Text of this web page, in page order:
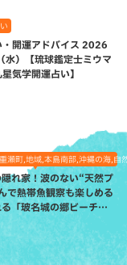
・開運アドバイス 2026
水）【琉球鑑定士ミウマ
気学開運占い】
瀬町,地域,本島南部,沖縄の海,自
れ家！波のない“天然プ
で熱帯魚観察も楽しめる
「玻名城の郷ビーチ」
）